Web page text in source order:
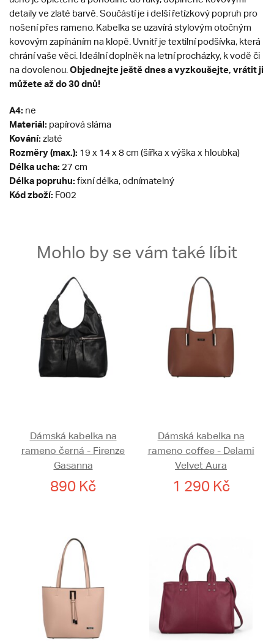
detaily ve zlaté barvě. Součástí je i delší řetízkový popruh pro
nošení přes rameno. Kabelka se uzavírá stylovým otočným
kovovým zapínáním na klopě. Uvnitř je textilní podšívka, která
chrání vaše věci. Ideální doplněk na letní procházky, k vodě či
na dovolenou. Objednejte ještě dnes a vyzkoušejte, vrátit ji
můžete až do 30 dnů!
A4: ne
Materiál: papírová sláma
Kování: zlaté
Rozměry (max.): 19 x 14 x 8 cm (šířka x výška x hloubka)
Délka ucha: 27 cm
Délka popruhu: fixní délka, odnímatelný
Kód zboží: F002
Mohlo by se vám také líbit
Dámská kabelka na
rameno černá - Firenze
Gasanna
890 Kč
Dámská kabelka na
rameno coffee - Delami
Velvet Aura
1 290 Kč